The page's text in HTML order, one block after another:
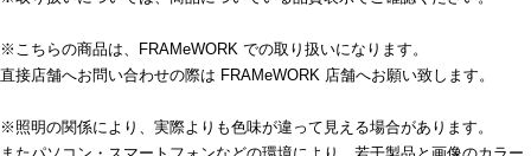
※こちらの商品は、FRAMeWORK での取り扱いになります。
直接店舗へお問い合わせの際は FRAMeWORK 店舗へお願い致します。
※照明の関係により、実際よりも色味が違って見える場合があります。